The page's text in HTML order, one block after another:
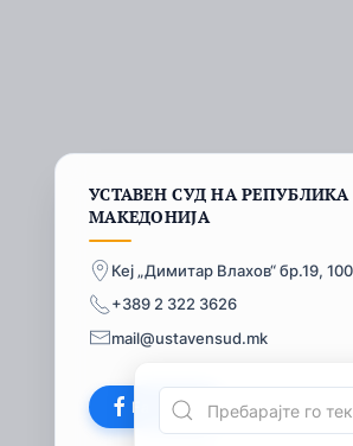
УСТАВЕН СУД НА РЕПУБЛИКА
МАКЕДОНИЈА
Кеј „Димитар Влахов“ бр.19,
+389 2 322 3626
mail@ustavensud.mk
Facebook